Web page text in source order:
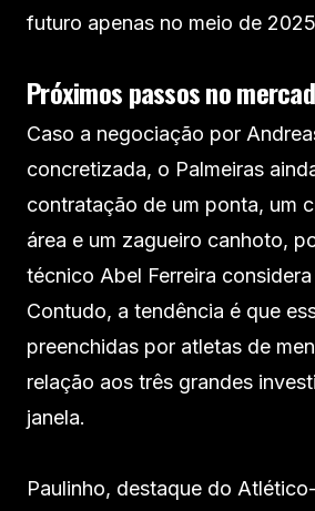
futuro apenas no meio de
Próximos passos no
Caso a negociação por
concretizada, o Palmeiras
contratação de um ponta, um
área e um zagueiro canhoto,
técnico Abel Ferreira
Contudo, a tendência é que
preenchidas por atletas de
relação aos três grandes
janela.
Paulinho, destaque do